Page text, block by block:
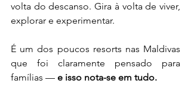
volta do descanso. Gira à volta de viver,
explorar e experimentar.
É um dos poucos resorts nas Maldivas
que foi claramente pensado para
famílias — e isso nota-se em tudo.